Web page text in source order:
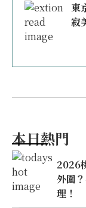
東
寂
本日熱門
2026
外圍
理！